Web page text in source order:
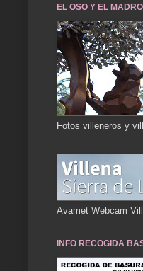
EL OSO Y EL
Fotos villeneros y
Avamet Webcam
INFO RECOGIDA